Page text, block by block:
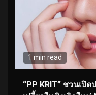
1 min read
“PP KRIT” ชวนเ